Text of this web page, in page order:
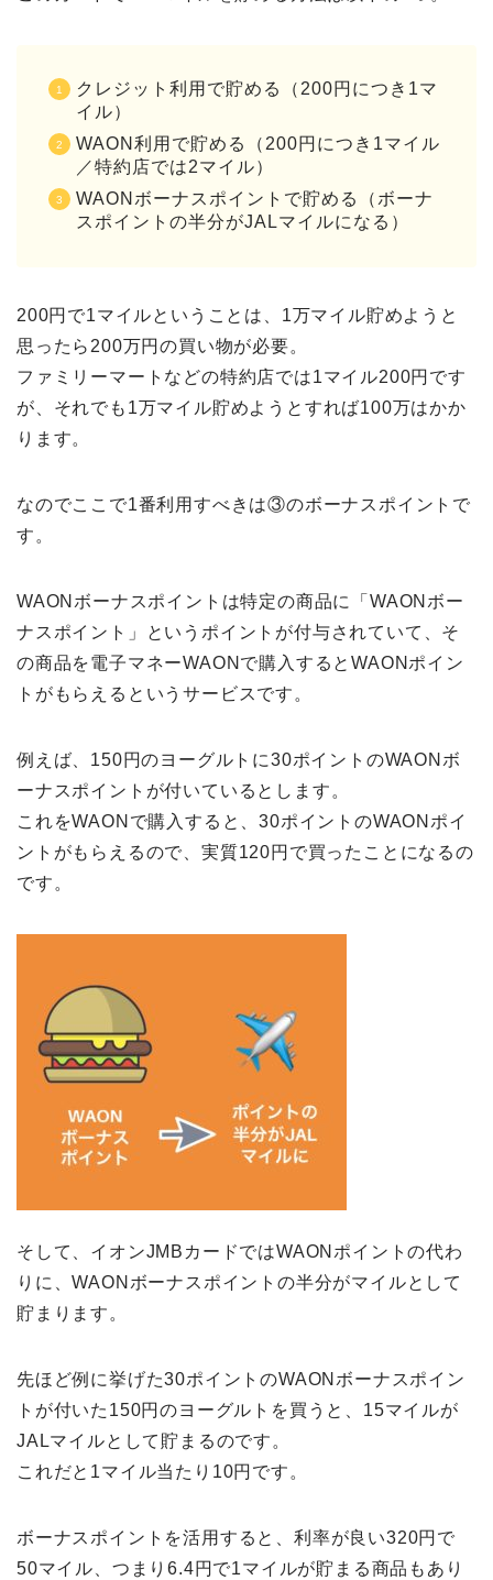
クレジット利用で貯める（200円につき1マ
イル）
WAON利用で貯める（200円につき1マイル
／特約店では2マイル）
WAONボーナスポイントで貯める（ボーナ
スポイントの半分がJALマイルになる）
200円で1マイルということは、1万マイル貯めようと
思ったら200万円の買い物が必要。
ファミリーマートなどの特約店では1マイル200円です
が、それでも1万マイル貯めようとすれば100万はかか
ります。
なのでここで1番利用すべきは③のボーナスポイントで
す。
WAONボーナスポイントは特定の商品に「WAONボー
ナスポイント」というポイントが付与されていて、そ
の商品を電子マネーWAONで購入するとWAONポイン
トがもらえるというサービスです。
例えば、150円のヨーグルトに30ポイントのWAONボ
ーナスポイントが付いているとします。
これをWAONで購入すると、30ポイントのWAONポイ
ントがもらえるので、実質120円で買ったことになるの
です。
そして、イオンJMBカードではWAONポイントの代わ
りに、WAONボーナスポイントの半分がマイルとして
貯まります。
先ほど例に挙げた30ポイントのWAONボーナスポイン
トが付いた150円のヨーグルトを買うと、15マイルが
JALマイルとして貯まるのです。
これだと1マイル当たり10円です。
ボーナスポイントを活用すると、利率が良い320円で
50マイル、つまり6.4円で1マイルが貯まる商品もあり